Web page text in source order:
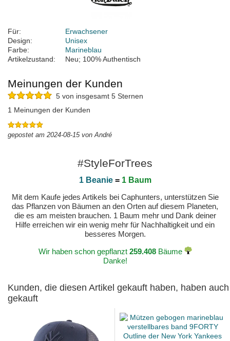
Für:
Erwachsener
Design:
Unisex
Farbe:
Marineblau
Artikelzustand:
Neu; 100% Authentisch
Meinungen der Kunden
5 von insgesamt 5 Sternen
1 Meinungen der Kunden
gepostet am 2024-08-15 von André
#StyleForTrees
1 Beanie= 1 Baum
Mit dem Kaufe jedes Artikels bei Caphunters, unterstützen Sie
das Pflanzen von Bäumen an den Orten auf diesem Planeten,
die es am meisten brauchen. 1 Baum mehr und Dank deiner
Hilfe erreichen wir ein wenig mehr für Nachhaltigkeit und ein
besseres Morgen.
Wir haben schon gepflanzt 259.408Bäume
Danke!
Kunden, die diesen Artikel gekauft haben, haben auch
gekauft